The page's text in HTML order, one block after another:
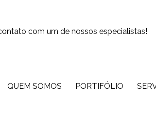
com um de nossos especialistas!
QUEM SOMOS PORTIFÓLIO